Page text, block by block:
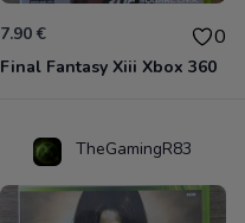
7.90 € 0
Final Fantasy Xiii Xbox 360
TheGamingR83